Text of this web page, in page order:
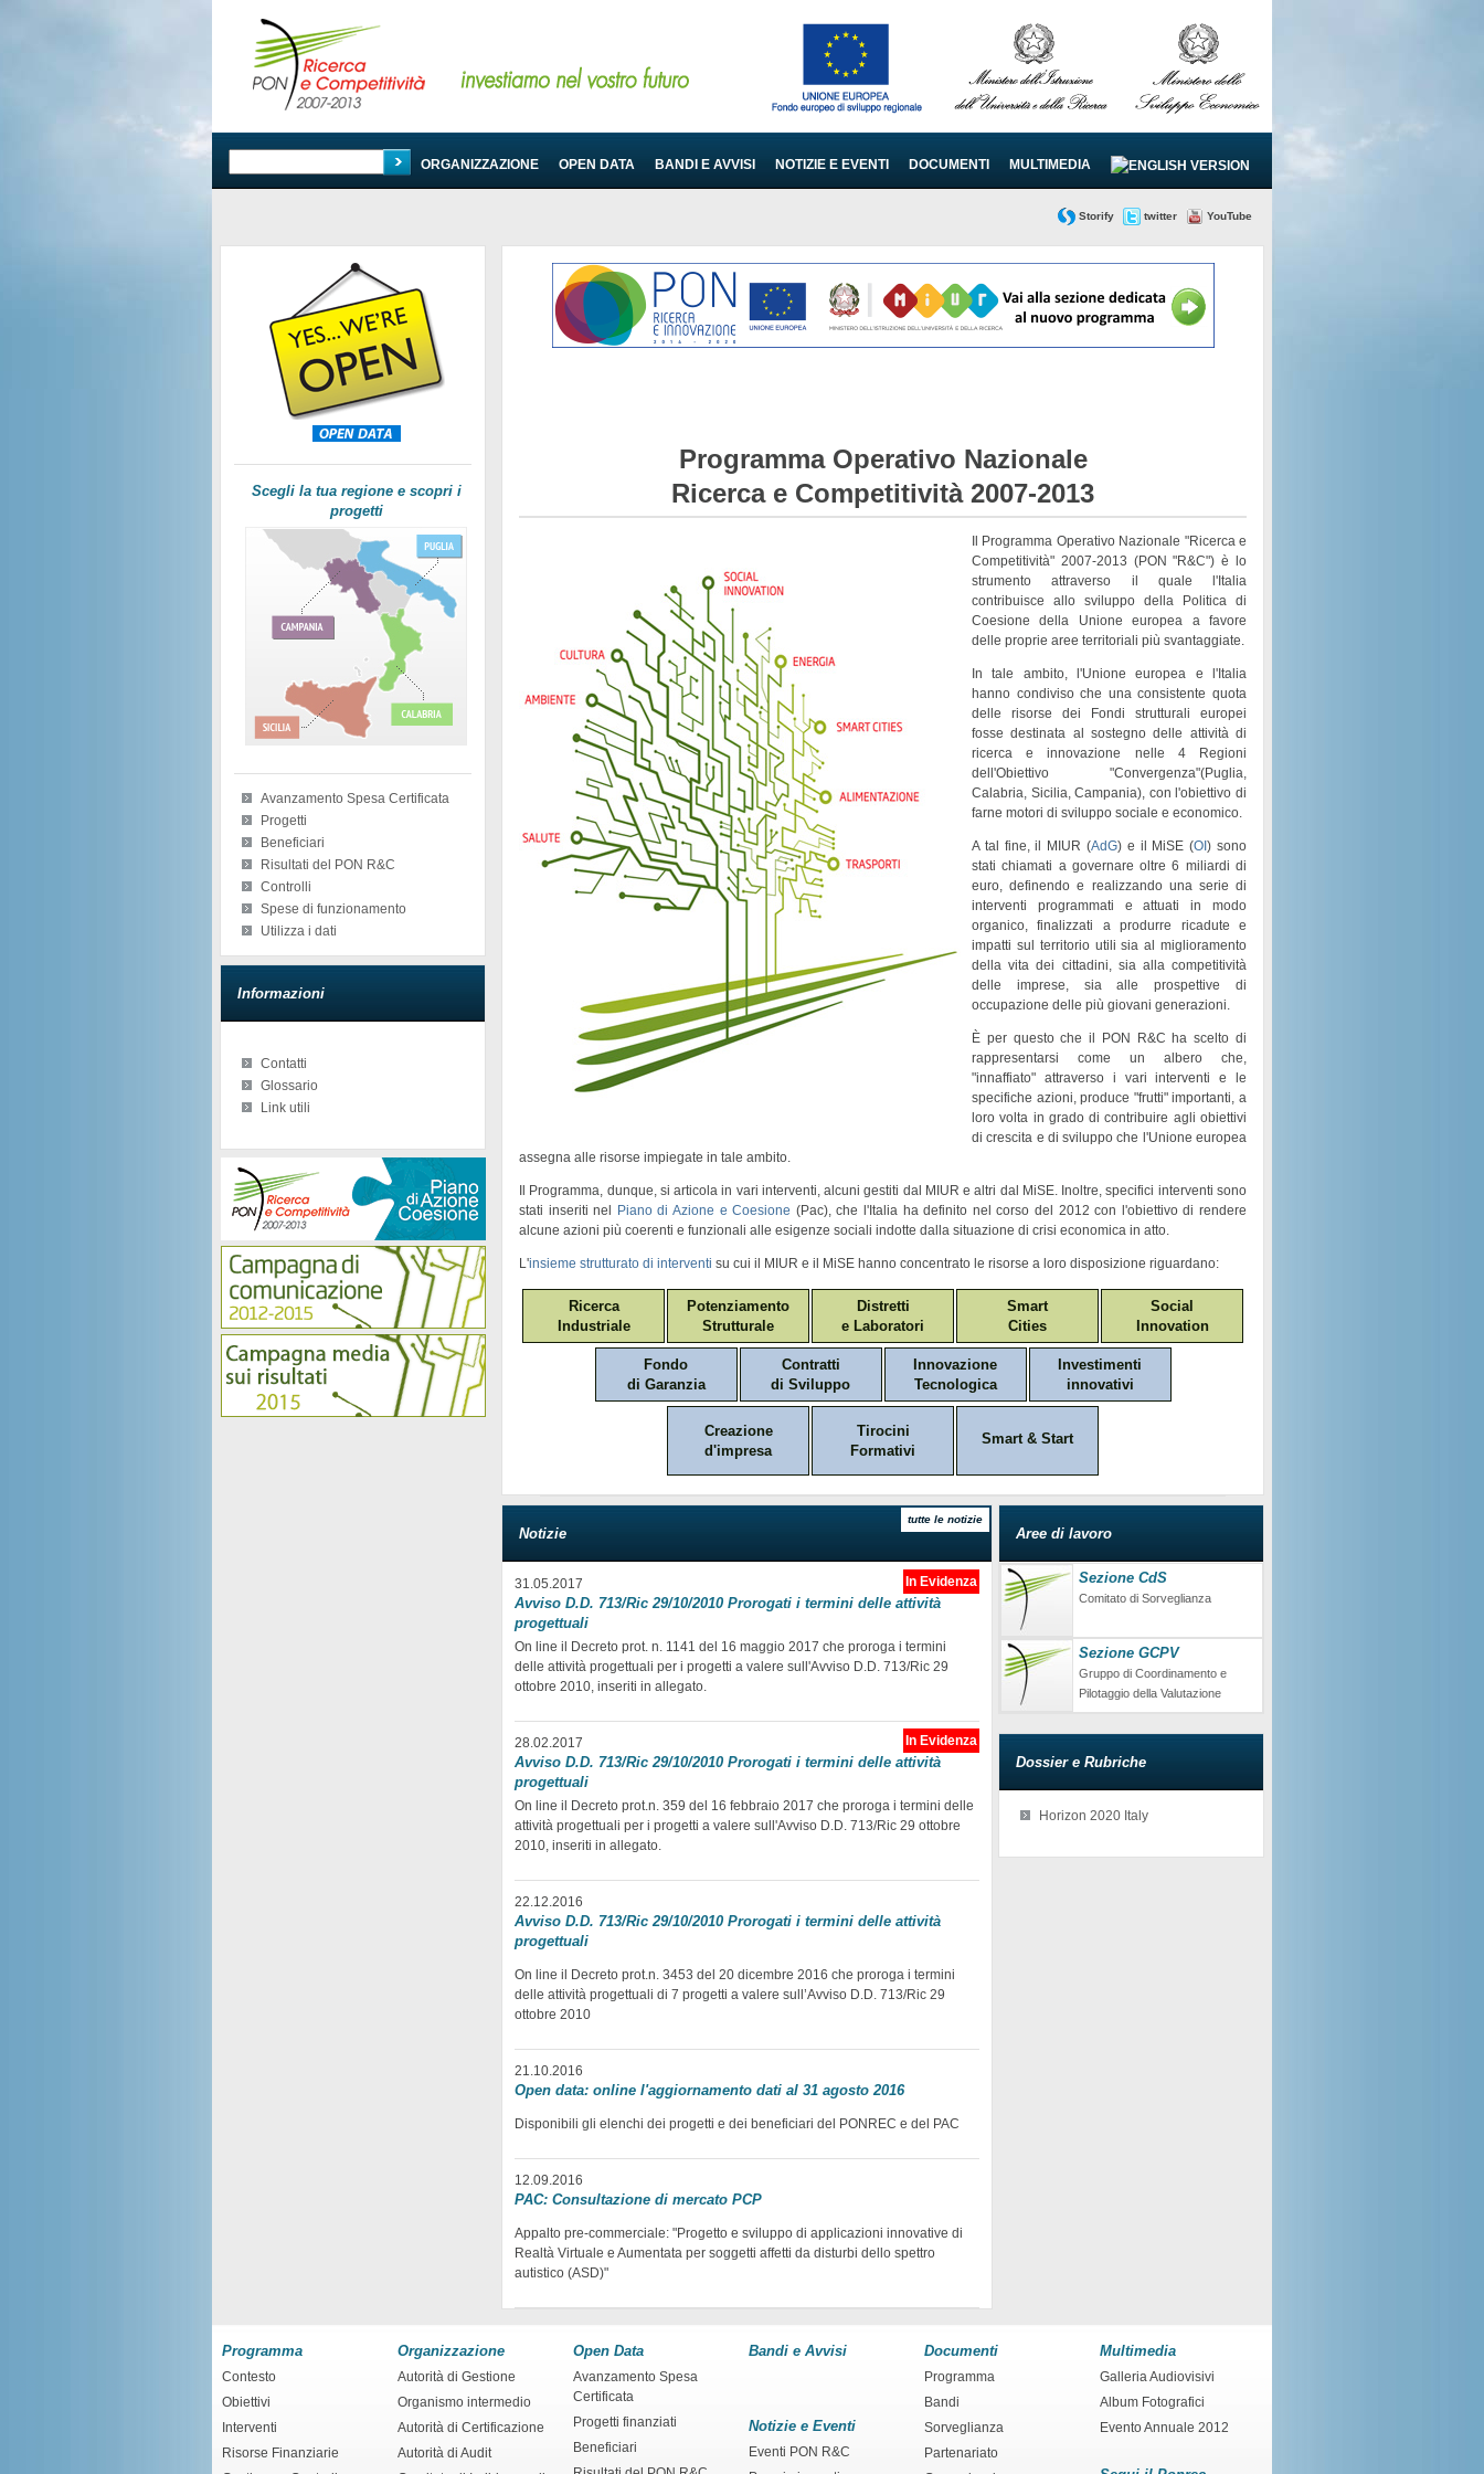
PROGRAMMA ORGANIZZAZIONE OPEN DATA BANDI E AVVISI NOTIZIE E EVENTI DOCUMENTI MULTIMEDIA
Storify twitter YouTube
Scegli la tua regione e scopri i
progetti
Avanzamento Spesa Certificata
Progetti
Beneficiari
Risultati del PON R&C
Controlli
Spese di funzionamento
Utilizza i dati
Informazioni
Contatti
Glossario
Link utili
Programma Operativo Nazionale
Ricerca e Competitività 2007-2013
Il Programma Operativo Nazionale "Ricerca e
Competitività" 2007-2013 (PON "R&C") è lo
strumento attraverso il quale l'Italia
contribuisce allo sviluppo della Politica di
Coesione della Unione europea a favore
delle proprie aree territoriali più svantaggiate.
In tale ambito, l'Unione europea e l'Italia
hanno condiviso che una consistente quota
delle risorse dei Fondi strutturali europei
fosse destinata al sostegno delle attività di
ricerca e innovazione nelle 4 Regioni
dell'Obiettivo "Convergenza"(Puglia,
Calabria, Sicilia, Campania), con l'obiettivo di
farne motori di sviluppo sociale e economico.
A tal fine, il MIUR (AdG) e il MiSE (OI) sono
stati chiamati a governareoltre 6 miliardi di
euro, definendo e realizzando una serie di
interventi programmati e attuati in modo
organico, finalizzati a produrre ricadute e
impatti sul territorio utili sia al miglioramento
della vita dei cittadini, sia alla competitività
delle imprese, sia alle prospettive di
occupazione delle più giovani generazioni.
È per questo che il PON R&C ha scelto di
rappresentarsi come un albero che,
"innaffiato" attraverso i variinterventi e le
specifiche azioni, produce "frutti" importanti, a
loro volta in grado di contribuire agli obiettivi
dicrescita e di sviluppo che l'Unione europea
assegna alle risorse impiegate in tale ambito.
Il Programma, dunque, si articola in vari interventi, alcuni gestiti dal MIUR e altri dal MiSE. Inoltre, specifici interventi sono
stati inseriti nel Piano di Azione e Coesione (Pac), che l'Italia ha definito nel corso del 2012 con l'obiettivo di rendere
alcune azioni più coerenti e funzionali alle esigenze sociali indotte dalla situazione di crisi economica in atto.
L'insieme strutturato di interventi su cui il MIUR e il MiSE hanno concentrato le risorse a loro disposizione riguardano:
Ricerca
Industriale
Potenziamento
Strutturale
Distretti
e Laboratori
Smart
Cities
Social
Innovation
Fondo
di Garanzia
Contratti
di Sviluppo
Innovazione
Tecnologica
Investimenti
innovativi
Creazione
d'impresa
Tirocini
Formativi
Smart & Start
tutte le notizie
Notizie
In Evidenza
31.05.2017
Avviso D.D. 713/Ric 29/10/2010 Prorogati i termini delle attività
progettuali
On line il Decreto prot. n. 1141 del 16 maggio 2017 che proroga i termini
delle attività progettuali per i progetti a valere sull'Avviso D.D. 713/Ric 29
ottobre 2010, inseriti in allegato.
In Evidenza
28.02.2017
Avviso D.D. 713/Ric 29/10/2010 Prorogati i termini delle attività
progettuali
On line il Decreto prot.n. 359 del 16 febbraio 2017 che proroga i termini delle
attività progettuali per i progetti a valere sull'Avviso D.D. 713/Ric 29 ottobre
2010, inseriti in allegato.
22.12.2016
Avviso D.D. 713/Ric 29/10/2010 Prorogati i termini delle attività
progettuali
On line il Decreto prot.n. 3453 del 20 dicembre 2016 che proroga i termini
delle attività progettuali di 7 progetti a valere sull’Avviso D.D. 713/Ric 29
ottobre 2010
21.10.2016
Open data: online l'aggiornamento dati al 31 agosto 2016
Disponibili gli elenchi dei progetti e dei beneficiari del PONREC e del PAC
12.09.2016
PAC: Consultazione di mercato PCP
Appalto pre-commerciale: "Progetto e sviluppo di applicazioni innovative di
Realtà Virtuale e Aumentata per soggetti affetti da disturbi dello spettro
autistico (ASD)"
Aree di lavoro
Sezione CdS
Comitato di Sorveglianza
Sezione GCPV
Gruppo di Coordinamento e
Pilotaggio della Valutazione
Dossier e Rubriche
Horizon 2020 Italy
Programma
Contesto
Obiettivi
Interventi
Risorse Finanziarie
Organizzazione
Autorità di Gestione
Organismo intermedio
Autorità di Certificazione
Autorità di Audit
Open Data
Avanzamento Spesa
Certificata
Progetti finanziati
Beneficiari
Bandi e Avvisi
Notizie e Eventi
Eventi PON R&C
Documenti
Programma
Bandi
Sorveglianza
Partenariato
Multimedia
Galleria Audiovisivi
Album Fotografici
Evento Annuale 2012